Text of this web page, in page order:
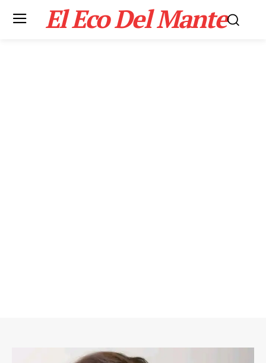
El Eco Del Mante